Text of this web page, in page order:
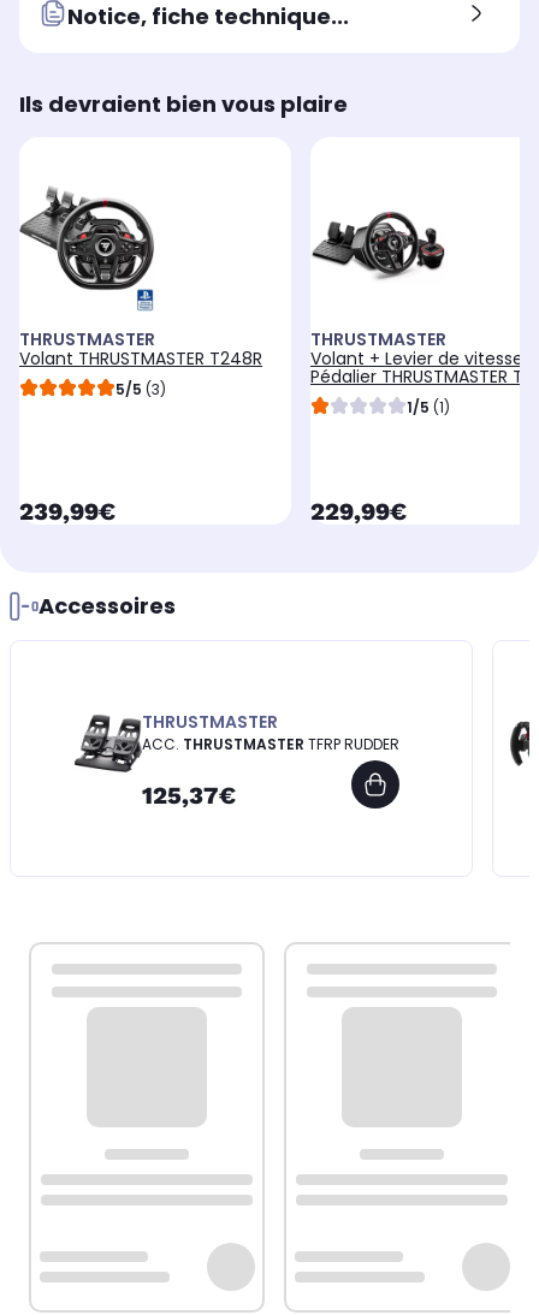
Notice, fiche technique...
Ils devraient bien vous plaire
THRUSTMASTER
Volant THRUSTMASTER T248R
5/5 (3)
currentPrice
239,99€
THRUSTMASTER
Volant + Levier de vitesses
Pédalier THRUSTMASTER
SHIFTER PACK1/5 (1)
currentPrice
229,99€
Accessoires
THRUSTMASTER
ACC. THRUSTMASTER TFRP RUDDER
125,37€